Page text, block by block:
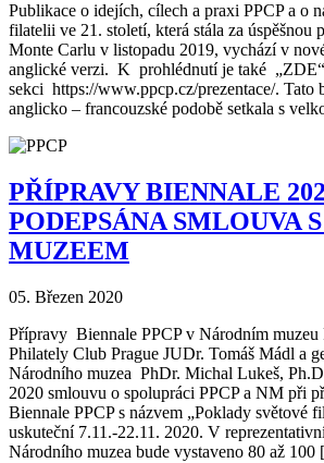
Publikace o idejích, cílech a praxi PPCP a o
filatelii ve 21. století, která stála za úspěšnou
Monte Carlu v listopadu 2019, vychází v
anglické verzi. K prohlédnutí je také
sekci https://www.ppcp.cz/prezentace/. Tato
anglicko – francouzské podobě setkala s
PŘÍPRAVY BIENNALE
PODEPSÁNA SMLOUVA
MUZEEM
05. Březen 2020
Přípravy Biennale PPCP v Národním muzeu
Philately Club Prague JUDr. Tomáš Mádl a
Národního muzea PhDr. Michal Lukeš,
2020 smlouvu o spolupráci PPCP a NM při
Biennale PPCP s názvem „Poklady světové
uskuteční 7.11.-22.11. 2020. V
Národního muzea bude vystaveno 80 až